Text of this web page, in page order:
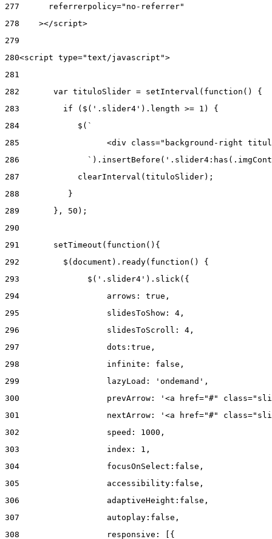
277
      referrerpolicy="no-referrer"
278
    ></script>
279
280<script type="text/javascript">
281
282
       var tituloSlider = setInterval(function() {
283
         if ($('.slider4').length >= 1) {
284
            $(`
285
<div class="background-right
286
287
            clearInterval(tituloSlider);
288
          }
289
       }, 50);
290
291
       setTimeout(function(){
292
         $(document).ready(function() {
293
              $('.slider4').slick({
294
                  arrows: true,
295
                  slidesToShow: 4,
296
                  slidesToScroll: 4,
297
                  dots:true,
298
                  infinite: false,
299
                  lazyLoad: 'ondemand',
300
prevArrow: '<a href="#"
301
nextArrow: '<a href="#"
302
                  speed: 1000,
303
                  index: 1,
304
                  focusOnSelect:false,
305
                  accessibility:false,
306
                  adaptiveHeight:false,
307
                  autoplay:false,
308
                  responsive: [{